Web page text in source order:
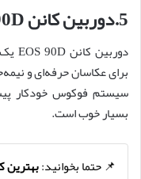
5.دوربین کانن EOS 90D:
برای عکاسان حرفه‌ای و
سیستم فوکوس خودکار
بسیار خوب است.
📌 حتما بخوانید: